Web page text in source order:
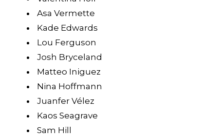
Asa Vermette
Kade Edwards
Lou Ferguson
Josh Bryceland
Matteo Iniguez
Nina Hoffmann
Juanfer Vélez
Kaos Seagrave
Sam Hill